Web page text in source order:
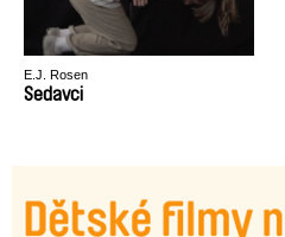
E.J. Rosen
Sedavci